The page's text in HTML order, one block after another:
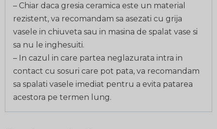
– Chiar daca gresia ceramica este un material
rezistent, va recomandam sa asezati cu grija
vasele in chiuveta sau in masina de spalat vase si
sa nu le inghesuiti.
– In cazul in care partea neglazurata intra in
contact cu sosuri care pot pata, va recomandam
sa spalati vasele imediat pentru a evita patarea
acestora pe termen lung.